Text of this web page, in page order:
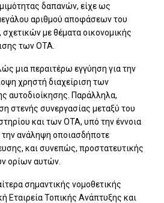
δαπανών, είχε ως
αριθμού αποφάσεων του
σχετικών με θέματα οικονομικής
των ΟΤΑ.
μια περαιτέρω εγγύηση για την
χρηστή διαχείριση των
αυτοδιοίκησης. Παράλληλα,
στενής συνεργασίας μεταξύ του
και των ΟΤΑ, υπό την έννοια
την ανάληψη οποιασδήποτε
και συνεπώς, προστατευτικής
ορίων αυτών.
σημαντικής νομοθετικής
Εταιρεία Τοπικής Ανάπτυξης και